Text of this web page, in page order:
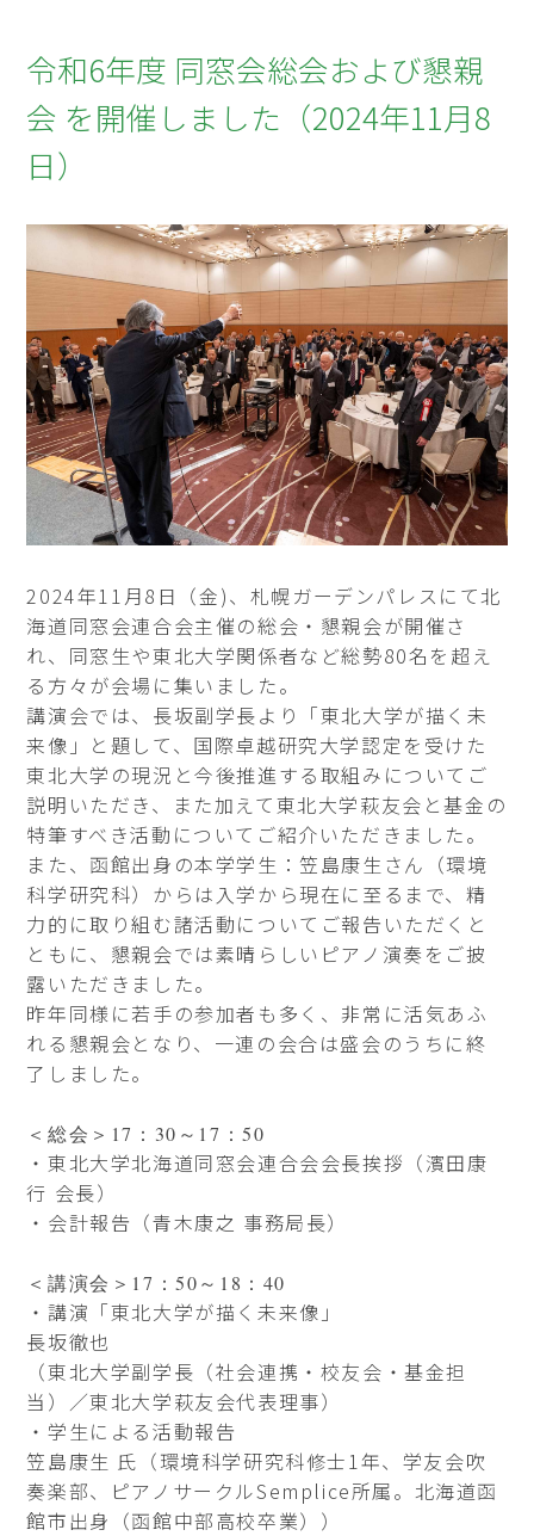
令和6年度 同窓会総会および懇親
会 を開催しました（2024年11月8
日）
2024年11月8日（金)、札幌ガーデンパレスにて北
海道同窓会連合会主催の総会・懇親会が開催さ
れ、同窓生や東北大学関係者など総勢80名を超え
る方々が会場に集いました。
講演会では、長坂副学長より「東北大学が描く未
来像」と題して、国際卓越研究大学認定を受けた
東北大学の現況と今後推進する取組みについてご
説明いただき、また加えて東北大学萩友会と基金の
特筆すべき活動についてご紹介いただきました。
また、函館出身の本学学生：笠島康生さん（環境
科学研究科）からは入学から現在に至るまで、精
力的に取り組む諸活動についてご報告いただくと
ともに、懇親会では素晴らしいピアノ演奏をご披
露いただきました。
昨年同様に若手の参加者も多く、非常に活気あふ
れる懇親会となり、一連の会合は盛会のうちに終
了しました。
＜総会＞17：30～17：50
・東北大学北海道同窓会連合会会長挨拶（濱田康
行 会長）
・会計報告（青木康之 事務局長）
＜講演会＞17：50～18：40
・講演「東北大学が描く未来像」
長坂徹也
（東北大学副学長（社会連携・校友会・基金担
当）／東北大学萩友会代表理事）
・学生による活動報告
笠島康生 氏（環境科学研究科修士1年、学友会吹
奏楽部、ピアノサークルSemplice所属。北海道函
館市出身（函館中部高校卒業））